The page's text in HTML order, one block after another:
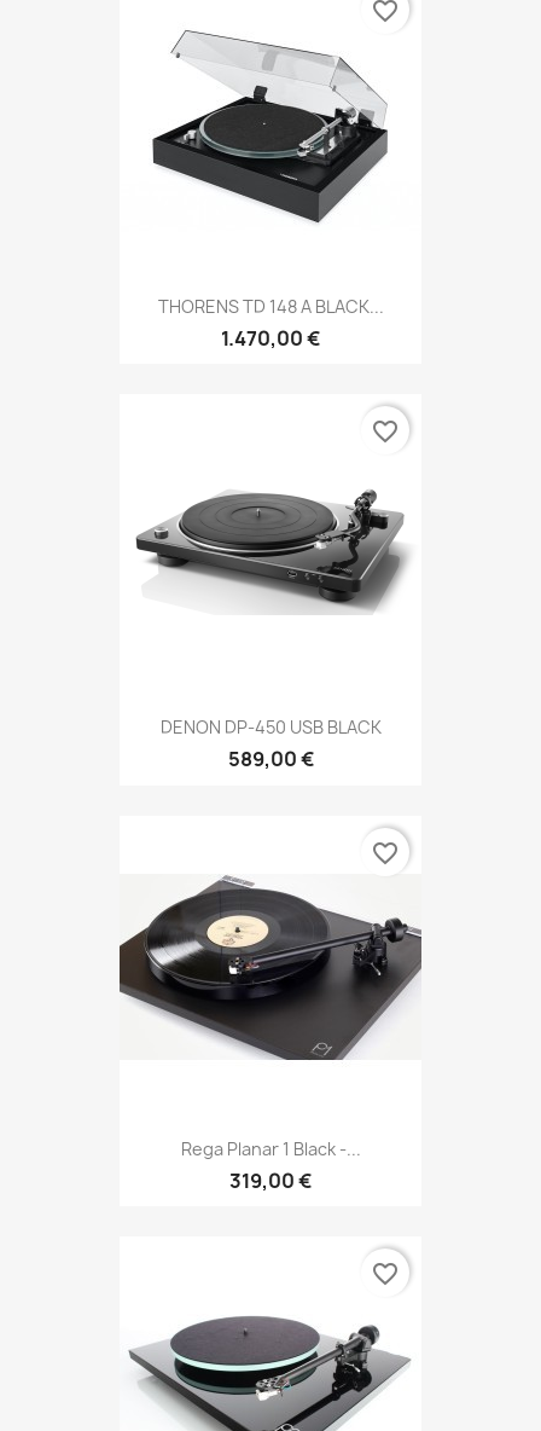
THORENS TD 148 A BLACK...
1.470,00 €
favorite_border
DENON DP-450 USB BLACK
589,00 €
favorite_border
Rega Planar 1 Black -...
319,00 €
favorite_border
favorite_border